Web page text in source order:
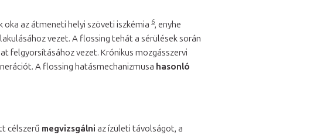
oka az átmeneti helyi szöveti iszkémia 6, enyhe
vezet. A flossing tehát a sérülések során
felgyorsításához vezet. Krónikus mozgásszervi
A flossing hatásmechanizmusa hasonló
célszerű megvizsgálni az ízületi távolságot, a